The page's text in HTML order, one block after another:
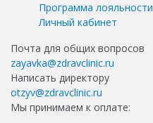
Программа лояльности
Личный кабинет
Почта для общих вопросов
zayavka@zdravclinic.ru
Написать директору
otzyv@zdravclinic.ru
Мы принимаем к оплате: